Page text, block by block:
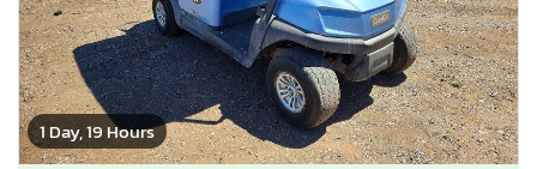
1 Day, 19 Hours